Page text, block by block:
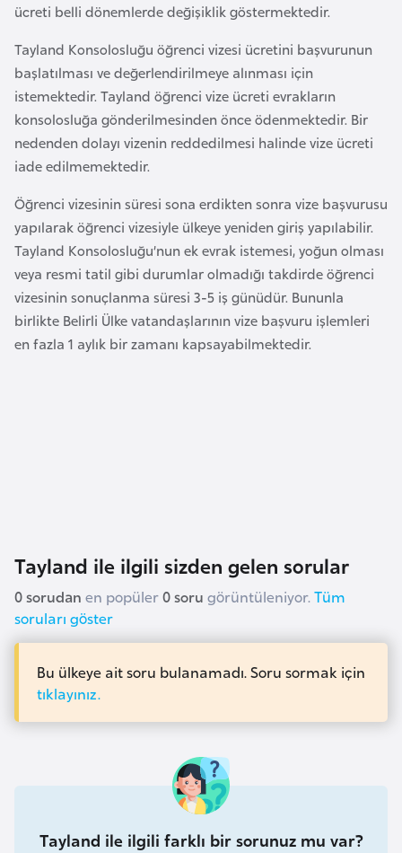
ücreti belli dönemlerde değişiklik göstermektedir.
Tayland Konsolosluğu öğrenci vizesi ücretini başvurunun
başlatılması ve değerlendirilmeye alınması için
istemektedir. Tayland öğrenci vize ücreti evrakların
konsolosluğa gönderilmesinden önce ödenmektedir. Bir
nedenden dolayı vizenin reddedilmesi halinde vize ücreti
iade edilmemektedir.
Öğrenci vizesinin süresi sona erdikten sonra vize başvurusu
yapılarak öğrenci vizesiyle ülkeye yeniden giriş yapılabilir.
Tayland Konsolosluğu’nun ek evrak istemesi, yoğun olması
veya resmi tatil gibi durumlar olmadığı takdirde öğrenci
vizesinin sonuçlanma süresi 3-5 iş günüdür. Bununla
birlikte Belirli Ülke vatandaşlarının vize başvuru işlemleri
en fazla 1 aylık bir zamanı kapsayabilmektedir.
Tayland ile ilgili sizden gelen sorular
0 sorudan en popüler0 soru görüntüleniyor.Tüm
soruları göster
Bu ülkeye ait soru bulanamadı. Soru sormak için
tıklayınız.
Tayland ile ilgili farklı bir sorunuz mu var?
i
b
u
t
i
Ç
i
n
D
a
n
e
m
o
i